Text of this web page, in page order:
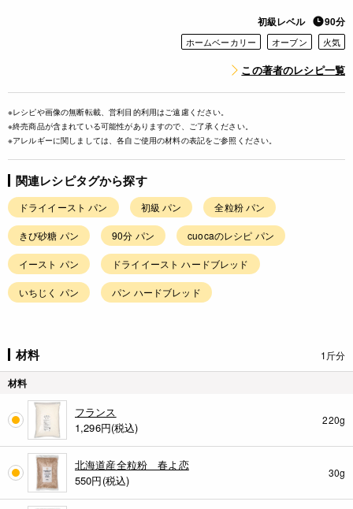
初級レベル 90分
ホームベーカリー オーブン 火気
この著者のレシピ一覧
※レシピや画像の無断転載、営利目的利用はご遠慮ください。
※終売商品が含まれている可能性がありますので、ご了承ください。
※アレルギーに関しましては、各自ご使用の材料の表記をご参照ください。
関連レシピタグから探す
ドライイースト パン 初級 パン 全粒粉 パン
きび砂糖 パン 90分 パン cuocaのレシピ パン
イースト パン ドライイースト ハードブレッド
いちじく パン パン ハードブレッド
材料 1斤分
材料
フランス
1,296円(税込)
220g
北海道産全粒粉 春よ恋
550円(税込)
30g